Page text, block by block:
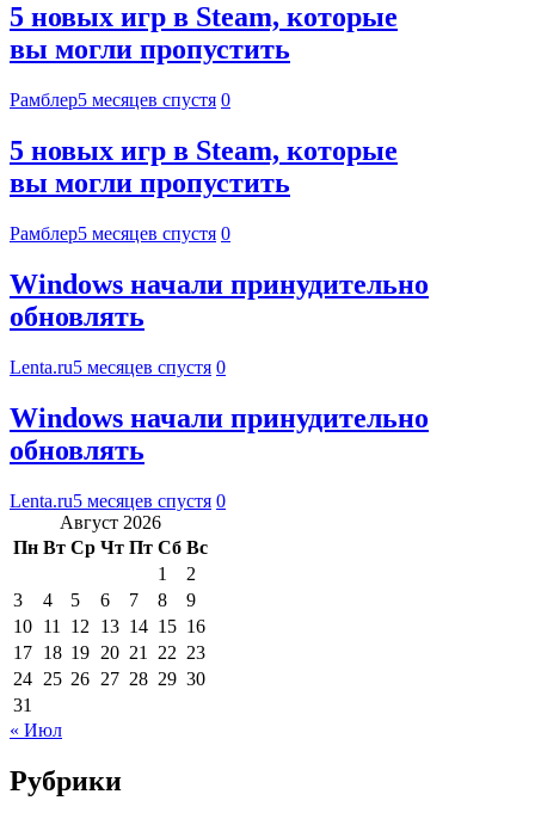
5 новых игр в Steam, которые
вы могли пропустить
Рамблер5 месяцев спустя 0
5 новых игр в Steam, которые
вы могли пропустить
Рамблер5 месяцев спустя 0
Windows начали принудительно
обновлять
Lenta.ru5 месяцев спустя 0
Windows начали принудительно
обновлять
Lenta.ru5 месяцев спустя 0
Август 2026
Пн Вт Ср Чт Пт Сб Вс
1
2
3
4 5 6 7 8
9
10 11 12 13 14 15 16
17 18 19 20 21 22 23
24 25 26 27 28 29 30
31
« Июл
Рубрики